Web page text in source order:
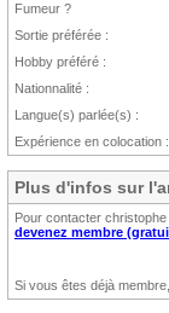
Fumeur ?
Sortie préférée :
Hobby préféré :
Nationnalité :
Langue(s) parlée(s) :
Expérience en colocation :
Plus d'infos sur
Pour contacter
devenez membre
Si vous êtes déjà